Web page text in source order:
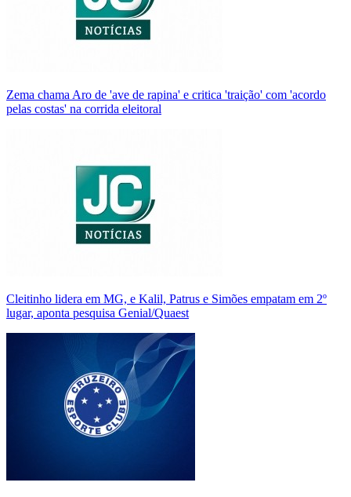
Zema chama Aro de 'ave de rapina' e critica 'traição' com 'acordo
pelas costas' na corrida eleitoral
Cleitinho lidera em MG, e Kalil, Patrus e Simões empatam em 2º
lugar, aponta pesquisa Genial/Quaest